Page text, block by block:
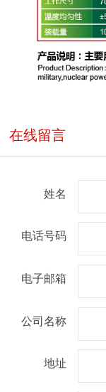
在线留言
姓名
电话号码
电子邮箱
公司名称
地址